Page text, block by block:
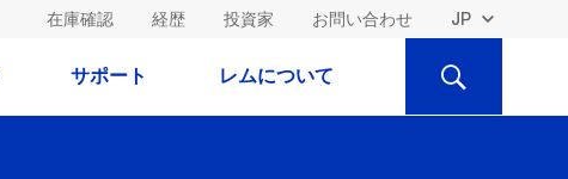
在庫確認 経歴 投資家 お問い合わせ
サポート レムについて
検